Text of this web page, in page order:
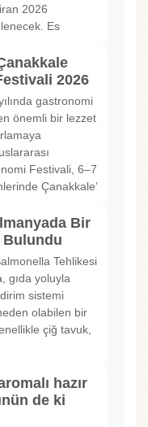
2026
Es
2026
gastronomi
önemli bir lezzet
Festivali, 6–7
Çanakkale’
Bir
Bulundu
Tehlikesi
gıda yoluyla
sistemi
olabilen bir
çiğ tavuk,
hazır
de ki